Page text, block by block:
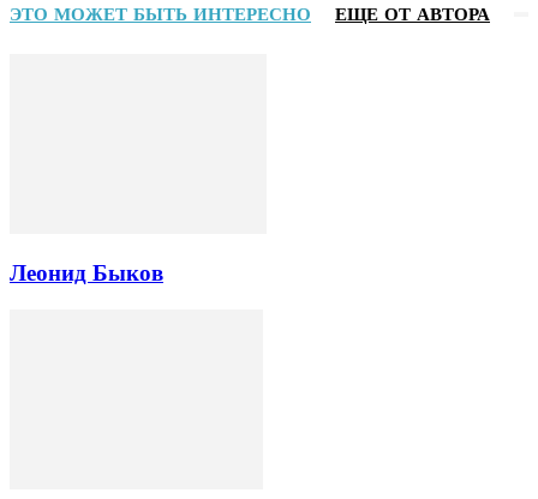
ЭТО МОЖЕТ БЫТЬ ИНТЕРЕСНО ЕЩЕ ОТ АВТОРА
Леонид Быков